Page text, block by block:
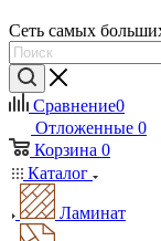
Сеть самых
Сравнение0
Отложенные 0
Корзина 0
Каталог
Ламинат